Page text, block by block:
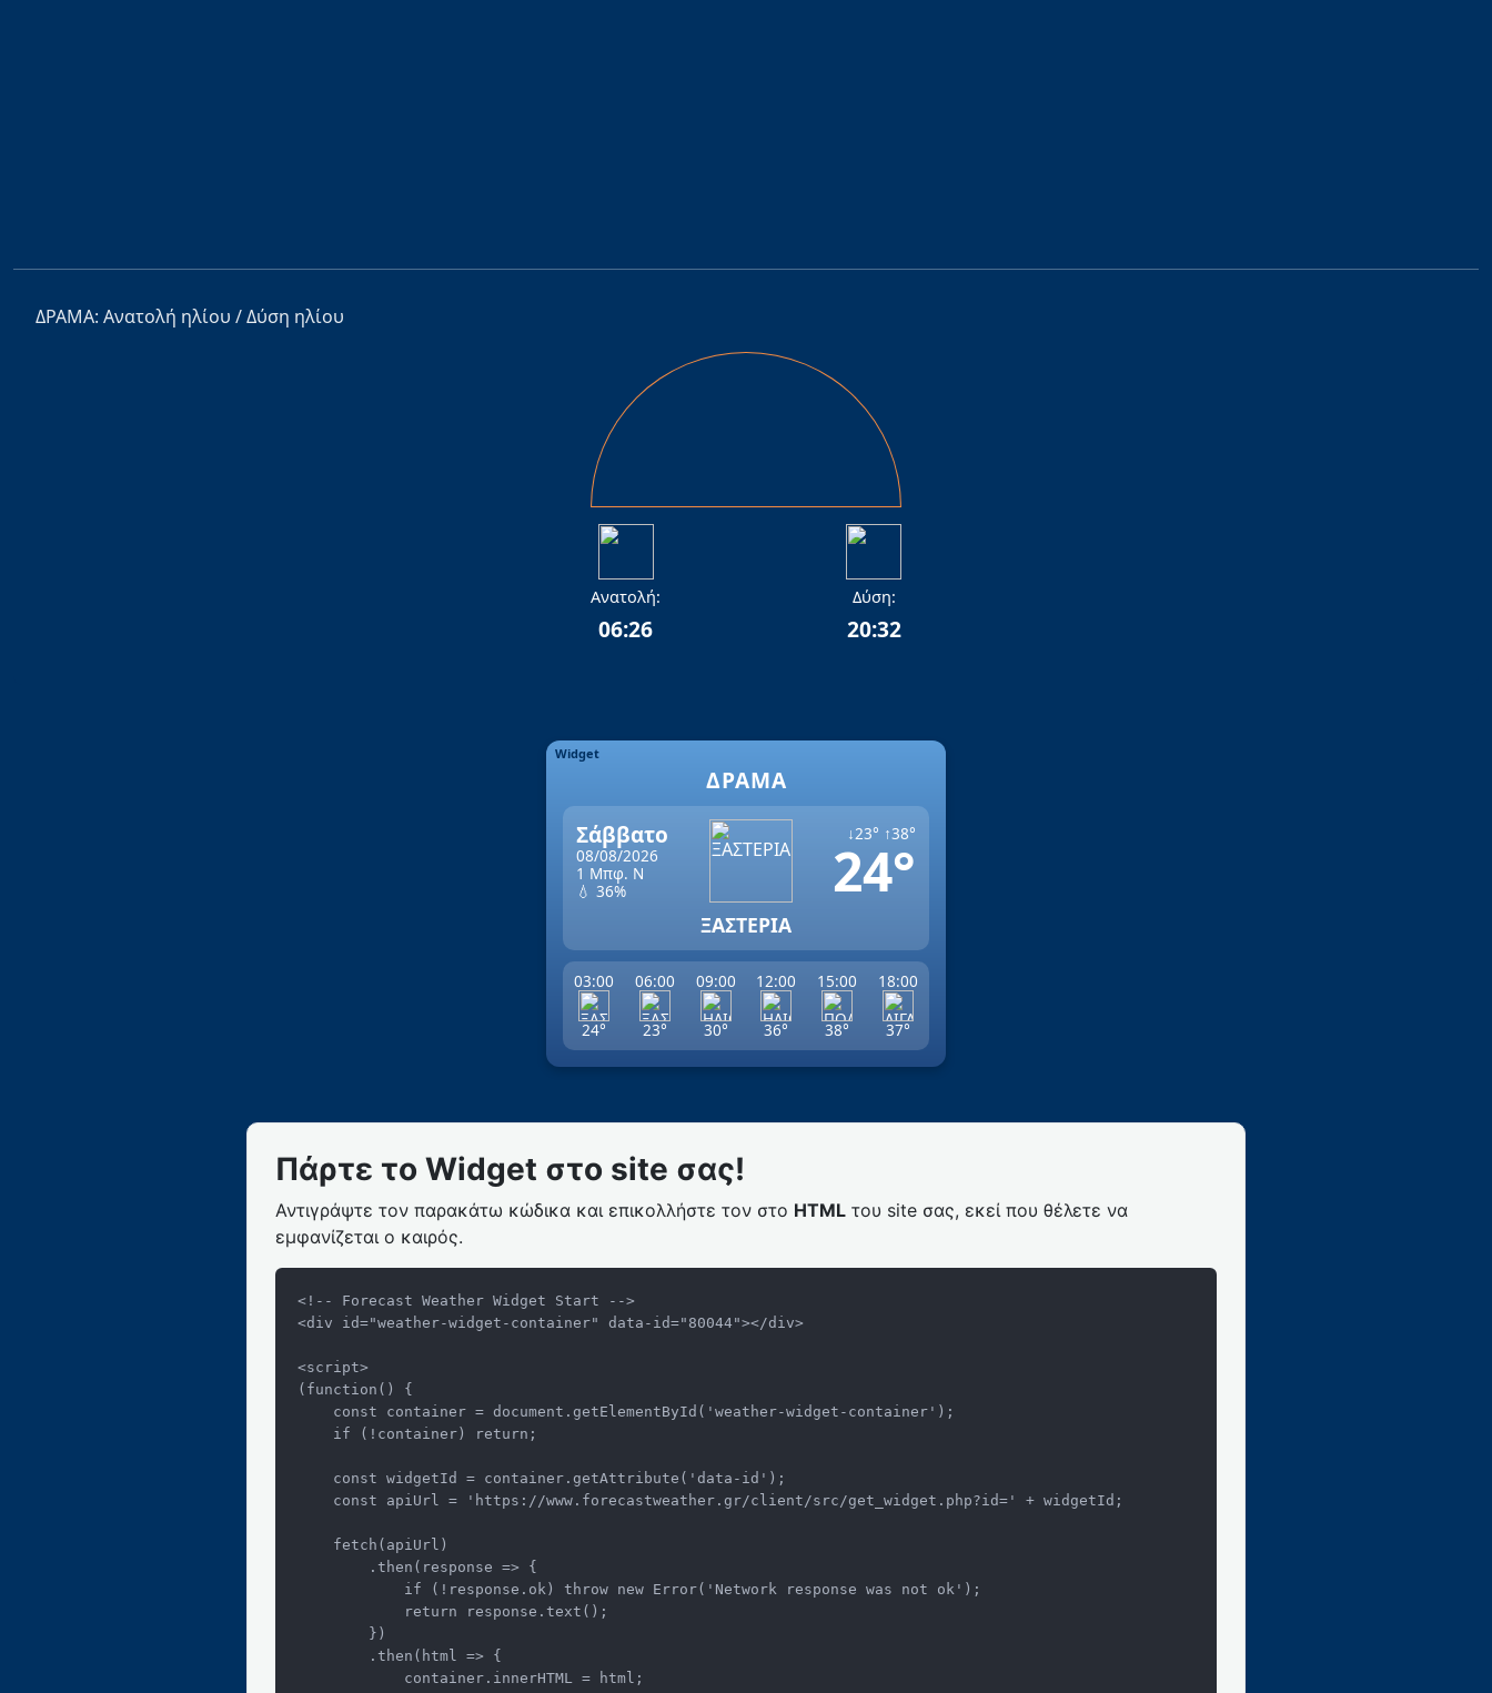
ΔΡΑΜΑ: Ανατολή ηλίου / Δύση ηλίου
Ανατολή:
06:26
Δύση:
20:32
Widget
ΔΡΆΜΑ
Σάββατο
08/08/2026
1 Μπφ. Ν
💧 36%
↓23° ↑38°
24°
ΞΑΣΤΕΡΙΑ
03:00
24°
06:00
23°
09:00
30°
12:00
36°
15:00
38°
18:00
37°
Πάρτε το Widget στο site σας!
Αντιγράψτε τον παρακάτω κώδικα και επικολλήστε τον στο HTML του site σας, εκεί που θέλετε να
εμφανίζεται ο καιρός.
<!-- Forecast Weather Widget Start -->
<div id="weather-widget-container" data-id="80044"></div>
<script>
(function() {